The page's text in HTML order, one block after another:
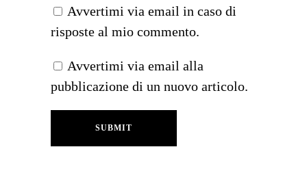
Avvertimi via email in caso di
risposte al mio commento.
Avvertimi via email alla
pubblicazione di un nuovo articolo.
SUBMIT